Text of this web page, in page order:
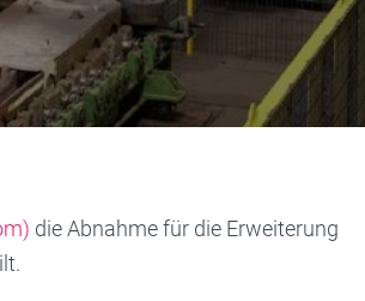
die Abnahme für die Erweiterung